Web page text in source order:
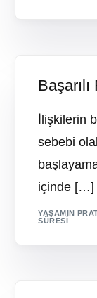
İlişkilerin
sebebi
içinde […]
YAŞAMIN
SÜRESI